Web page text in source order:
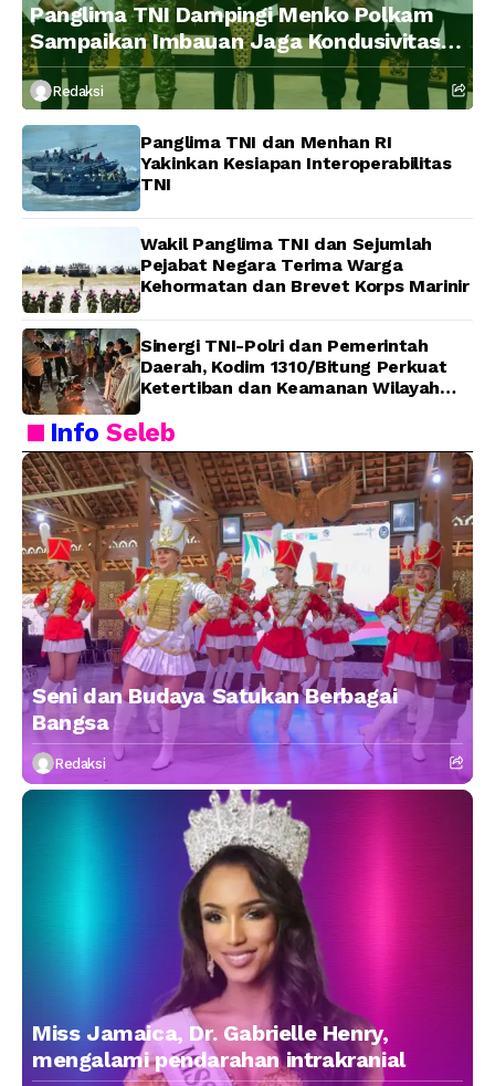
Panglima TNI Dampingi Menko Polkam
Sampaikan Imbauan Jaga Kondusivitas
Bangsa
Redaksi
Panglima TNI dan Menhan RI
Yakinkan Kesiapan Interoperabilitas
TNI
Wakil Panglima TNI dan Sejumlah
Pejabat Negara Terima Warga
Kehormatan dan Brevet Korps Marinir
Sinergi TNI-Polri dan Pemerintah
Daerah, Kodim 1310/Bitung Perkuat
Ketertiban dan Keamanan Wilayah
InfoSeleb
Seni dan Budaya Satukan Berbagai
Bangsa
Redaksi
Miss Jamaica, Dr. Gabrielle Henry,
mengalami pendarahan intrakranial